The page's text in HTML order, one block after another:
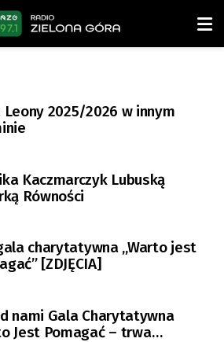
Leony 2025/2026 w innym
Kaczmarczyk Lubuską
Równości
charytatywna „Warto jest
[ZDJĘCIA]
nami Gala Charytatywna
Jest Pomagać – trwa